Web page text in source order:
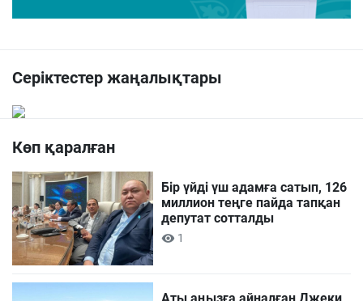
Серіктестер жаңалықтары
Көп қаралған
Бір үйді үш адамға сатып, 126
миллион теңге пайда тапқан
депутат сотталды
1